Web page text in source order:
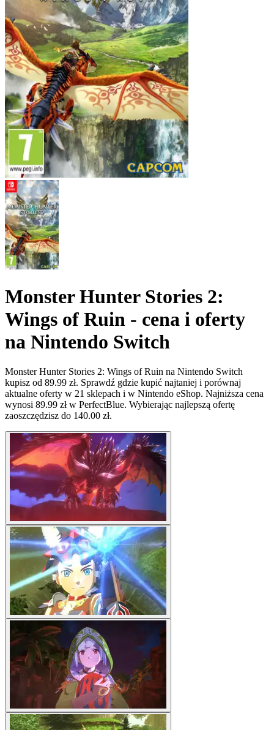
Monster Hunter Stories 2:
Wings of Ruin - cena i oferty
na Nintendo Switch
Monster Hunter Stories 2: Wings of Ruin na Nintendo Switch
kupisz od 89.99 zł. Sprawdź gdzie kupić najtaniej i porównaj
aktualne oferty w 21 sklepach i w Nintendo eShop. Najniższa cena
wynosi 89.99 zł w PerfectBlue. Wybierając najlepszą ofertę
zaoszczędzisz do 140.00 zł.